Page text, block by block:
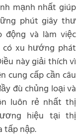
mạnh nhất giúp
phút giây thư
động và làm việc
có xu hướng phát
này giải thích vì
cung cấp cần câu
đù chủng loại và
luôn rẻ nhất thị
hiệu tại thị
tấp nập.